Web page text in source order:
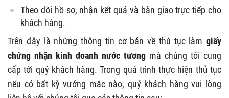
Theo dõi hồ sơ, nhận kết quả và bàn giao trực tiếp cho
khách hàng.
Trên đây là những thông tin cơ bản về thủ tục làm giấy
chứng nhận kinh doanh nước tương mà chúng tôi cung
cấp tới quý khách hàng.Trong quá trình thực hiện thủ tục
nếu có bất kỳ vướng mắc nào, quý khách hàng vui lòng